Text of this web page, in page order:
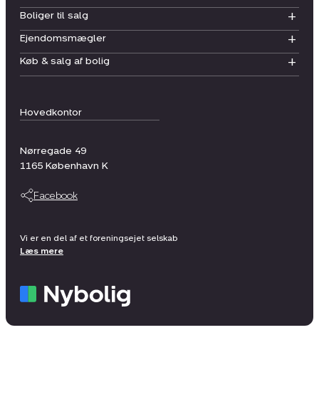
Hovedkontor
Nørregade 49
1165 København K
Facebook
Boliger til salg
Ejendomsmægler
Køb & salg af bolig
Vi er en del af et foreningsejet selskab
Læs mere